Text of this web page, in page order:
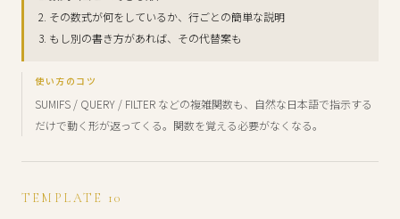
2. その数式が何をしているか、行ごとの簡単な説明
3. もし別の書き方があれば、その代替案も
使い方のコツ
SUMIFS / QUERY / FILTER などの複雑関数も、自然な日本語で指示する
だけで動く形が返ってくる。関数を覚える必要がなくなる。
TEMPLATE 10